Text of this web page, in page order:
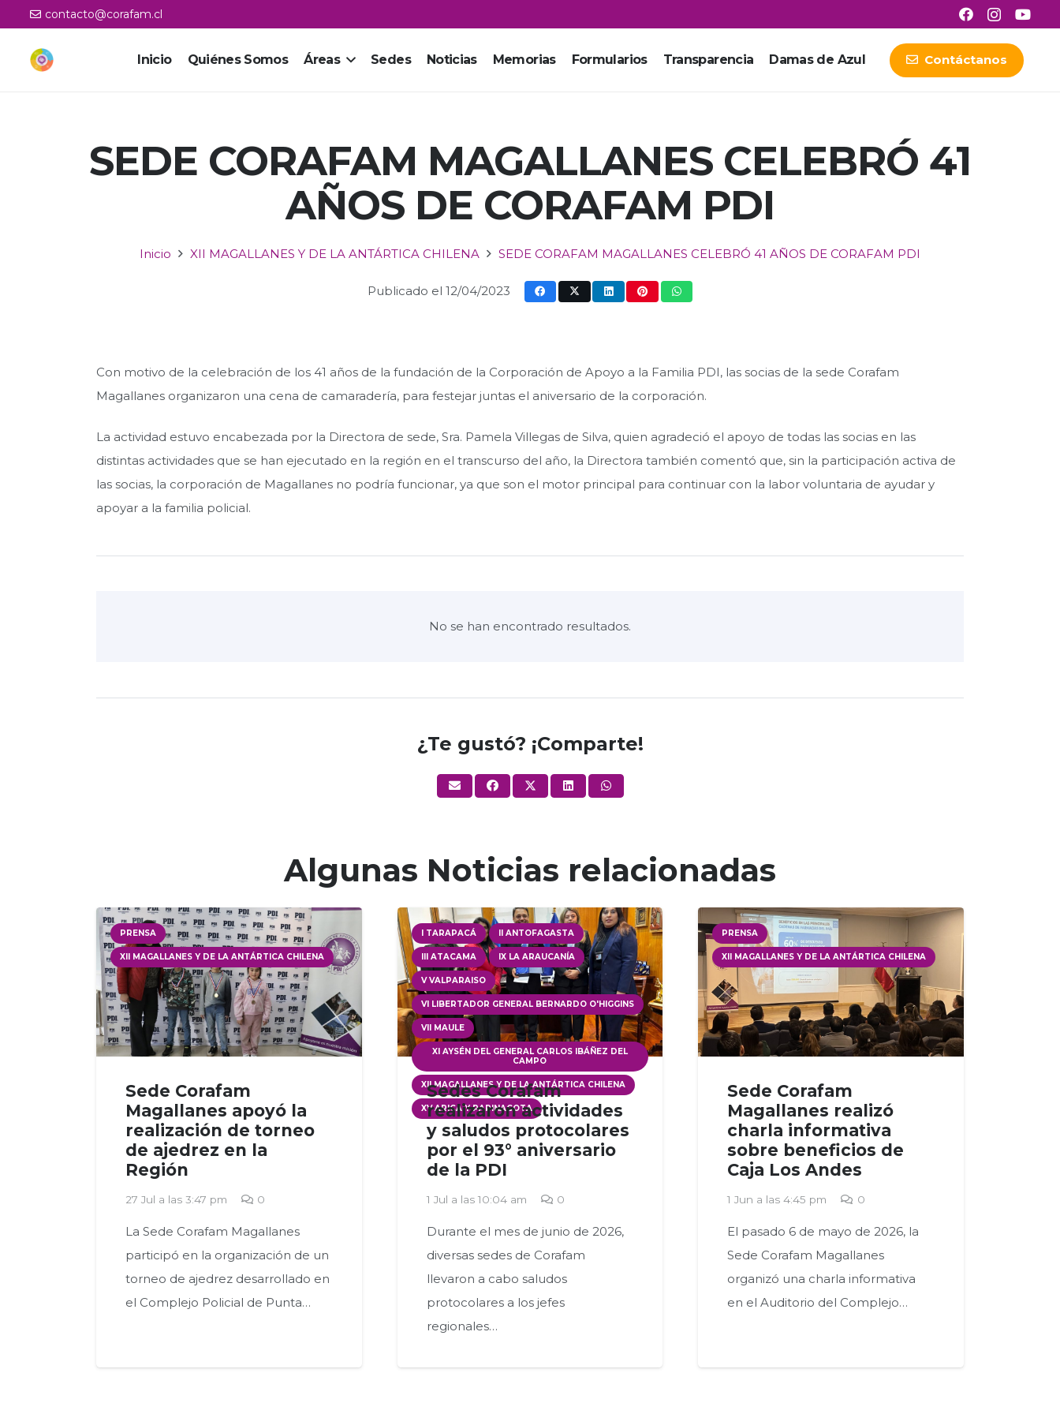
contacto@corafam.cl
Inicio Quiénes Somos Áreas Sedes Noticias Memorias Formularios Transparencia Damas de Azul Contáctanos
SEDE CORAFAM MAGALLANES CELEBRÓ 41
AÑOS DE CORAFAM PDI
Inicio XII MAGALLANES Y DE LA ANTÁRTICA CHILENA SEDE CORAFAM MAGALLANES CELEBRÓ 41 AÑOS DE CORAFAM PDI
Publicado el 12/04/2023
Con motivo de la celebración de los 41 años de la fundación de la Corporación de Apoyo a la Familia PDI, las socias de la sede Corafam
Magallanes organizaron una cena de camaradería, para festejar juntas el aniversario de la corporación.
La actividad estuvo encabezada por la Directora de sede, Sra. Pamela Villegas de Silva, quien agradeció el apoyo de todas las socias en las
distintas actividades que se han ejecutado en la región en el transcurso del año, la Directora también comentó que, sin la participación activa de
las socias, la corporación de Magallanes no podría funcionar, ya que son el motor principal para continuar con la labor voluntaria de ayudar y
apoyar a la familia policial.
No se han encontrado resultados.
¿Te gustó? ¡Comparte!
Algunas Noticias relacionadas
PRENSA
XII MAGALLANES Y DE LA ANTÁRTICA CHILENA
Sede Corafam
Magallanes apoyó la
realización de torneo
de ajedrez en la
Región
27 Jul a las 3:47 pm 0
La Sede Corafam Magallanes
participó en la organización de un
torneo de ajedrez desarrollado en
el Complejo Policial de Punta…
I TARAPACÁ II ANTOFAGASTA
III ATACAMA IX LA ARAUCANÍA
V VALPARAISO
VI LIBERTADOR GENERAL BERNARDO O'HIGGINS
VII MAULE
XI AYSÉN DEL GENERAL CARLOS IBÁÑEZ DEL
CAMPO
XII MAGALLANES Y DE LA ANTÁRTICA CHILENA
XV ARICA Y PARINACOTA
Sedes Corafam
realizaron actividades
y saludos protocolares
por el 93° aniversario
de la PDI
1 Jul a las 10:04 am 0
Durante el mes de junio de 2026,
diversas sedes de Corafam
llevaron a cabo saludos
protocolares a los jefes
regionales…
PRENSA
XII MAGALLANES Y DE LA ANTÁRTICA CHILENA
Sede Corafam
Magallanes realizó
charla informativa
sobre beneficios de
Caja Los Andes
1 Jun a las 4:45 pm 0
El pasado 6 de mayo de 2026, la
Sede Corafam Magallanes
organizó una charla informativa
en el Auditorio del Complejo…